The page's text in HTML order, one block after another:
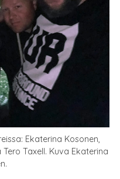
Ekaterina Kosonen,
Taxell. Kuva Ekaterina